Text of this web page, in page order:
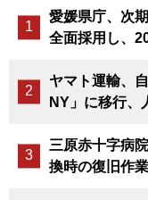
愛媛県庁、次
全面採用し、
ヤマト運輸、
NY」に移行、
三原赤十字病
換時の復旧作